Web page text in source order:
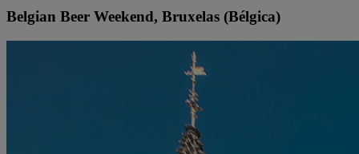
Belgian Beer Weekend, Bruxelas (Bélgica)